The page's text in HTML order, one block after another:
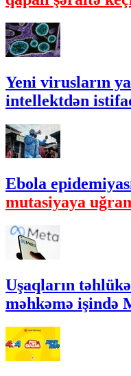
Yeni virusların
intellektdən
Ebola
mutasiyaya
Uşaqların
məhkəmə işində